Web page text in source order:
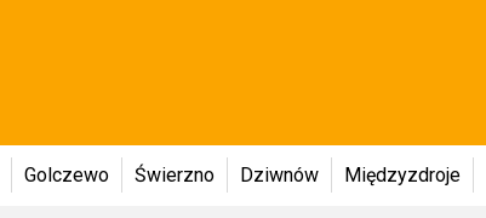
Golczewo Świerzno Dziwnów Międzyzdroje